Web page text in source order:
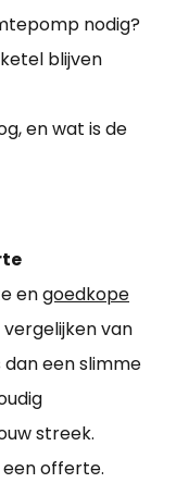
nodig?
blijven
en wat is de
engoedkope
vergelijken van
een slimme
streek.
offerte.